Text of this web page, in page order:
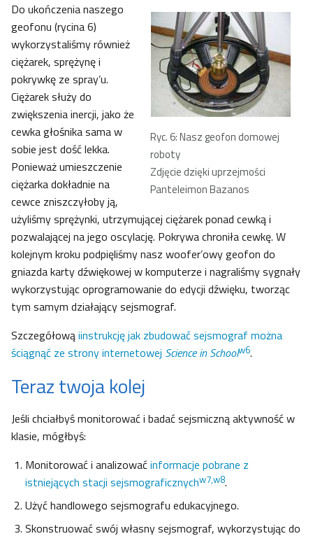
Ryc. 6: Nasz geofon domowej
roboty
Zdjęcie dzięki uprzejmości
Panteleimon Bazanos
Do ukończenia naszego
geofonu (rycina 6)
wykorzystaliśmy również
ciężarek, sprężynę i
pokrywkę ze spray’u.
Ciężarek służy do
zwiększenia inercji, jako że
cewka głośnika sama w
sobie jest dość lekka.
Ponieważ umieszczenie
ciężarka dokładnie na
cewce zniszczyłoby ją,
użyliśmy sprężynki, utrzymującej ciężarek ponad cewką i
pozwalającej na jego oscylację. Pokrywa chroniła cewkę. W
kolejnym kroku podpięliśmy nasz woofer’owy geofon do
gniazda karty dźwiękowej w komputerze i nagraliśmy sygnały
wykorzystując oprogramowanie do edycji dźwięku, tworząc
tym samym działający sejsmograf.
Szczegółowąiinstrukcję jak zbudować sejsmograf można
ściągnąć ze strony internetowej Science in Schoolw6.
Teraz twoja kolej
Jeśli chciałbyś monitorować i badać sejsmiczną aktywność w
klasie, mógłbyś:
Monitorować i analizowaćinformacje pobrane z
istniejących stacji sejsmograficznychw7,w8.
Użyć handlowego sejsmografu edukacyjnego.
Skonstruować swój własny sejsmograf, wykorzystując do